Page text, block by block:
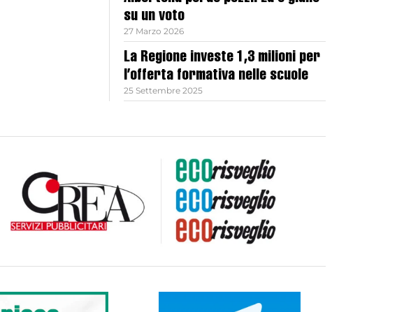
su un voto
27 Marzo 2026
La Regione investe 1,3 milioni per
l’offerta formativa nelle scuole
25 Settembre 2025